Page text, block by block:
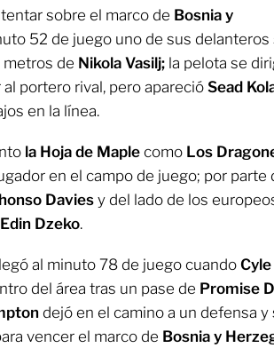
sobre el marco de Bosnia y
52 de juego uno de sus delanteros
metros de Nikola Vasilj; la pelota se
portero rival, pero aparecióSead
en la línea.
la Hoja de Maple como Los
en el campo de juego; por parte
Davies y del lado de los
Edin Dzeko.
al minuto 78 de juego cuando
del área tras un pase de Promise
dejó en el camino a un defensa y
vencer el marco de Bosnia y